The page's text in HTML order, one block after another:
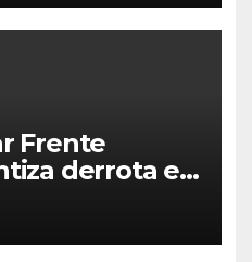
Frente
derrota en